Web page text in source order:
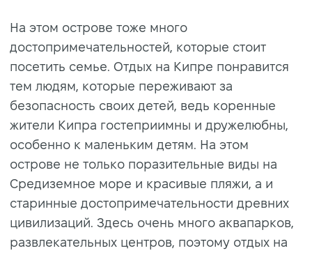
На этом острове тоже много
достопримечательностей, которые стоит
посетить семье. Отдых на Кипре понравится
тем людям, которые переживают за
безопасность своих детей, ведь коренные
жители Кипра гостеприимны и дружелюбны,
особенно к маленьким детям. На этом
острове не только поразительные виды на
Средиземное море и красивые пляжи, а и
старинные достопримечательности древних
цивилизаций. Здесь очень много аквапарков,
развлекательных центров, поэтому отдых на